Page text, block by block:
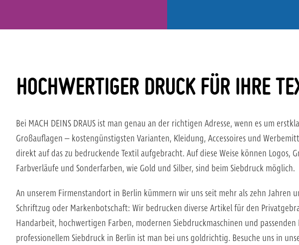
HOCHWERTIGER DRUCK FÜR IHRE
Bei MACH DEINS DRAUS ist man genau an der richtigen Adresse, wenn es um
Großauflagen – kostengünstigsten Varianten, Kleidung, Accessoires und
direkt auf das zu bedruckende Textil aufgebracht. Auf diese Weise können Logos,
Farbverläufe und Sonderfarben, wie Gold und Silber, sind beim Siebdruck möglich.
An unserem Firmenstandort in Berlin kümmern wir uns seit mehr als zehn
Schriftzug oder Markenbotschaft: Wir bedrucken diverse Artikel für den
Handarbeit, hochwertigen Farben, modernen Siebdruckmaschinen und
professionellem Siebdruck in Berlin ist man bei uns goldrichtig. Besuche uns in